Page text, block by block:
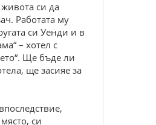
си да
Работата му
си Уенди и в
– хотел с
Ще бъде ли
ще засияе за
си